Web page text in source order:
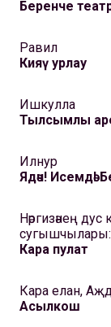
Беренче
Равил
Кияү урлау
Ишкулла
Тылсымлы
Илнур
Ядәч! Исемдә!
Нәргизәнең
сугышчылары:
Кара пулат
Кара елан,
Асылкош